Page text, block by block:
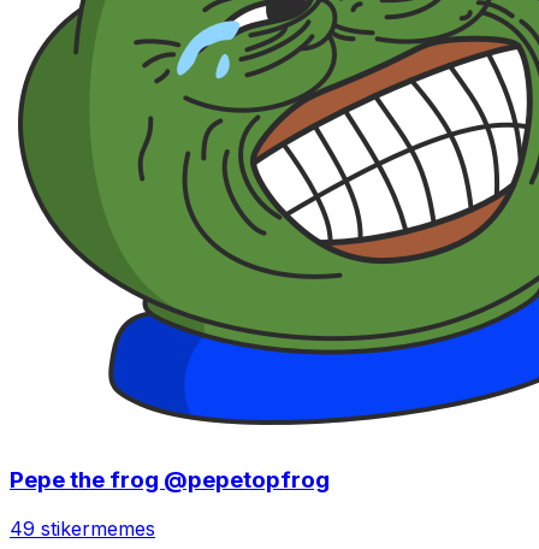
Pepe the frog @pepetopfrog
49 stikermemes